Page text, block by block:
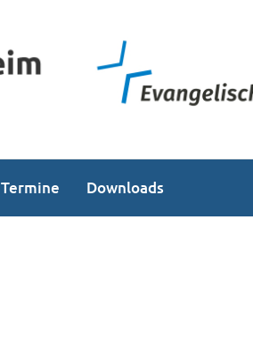
Termine Downloads